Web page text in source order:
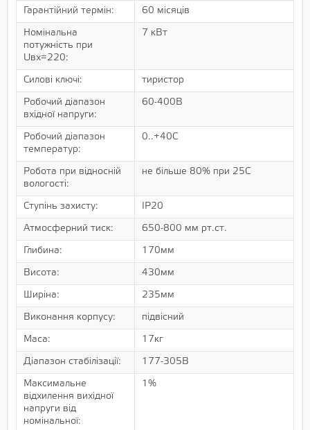
Гарантійний термін: 60 місяців
Номінальна
потужність при
Uвх=220:
7 кВт
Силові ключі: тиристор
Робочий діапазон
вхідної напруги:
60-400В
Робочий діапазон
температур:
0..+40С
Робота при відносній
вологості:
не більше 80% при 25С
Ступінь захисту: IP20
Атмосферний тиск: 650-800 мм рт.ст.
Глибина: 170мм
Висота: 430мм
Ширіна: 235мм
Виконання корпусу: підвісний
Маса: 17кг
Діапазон стабілізації: 177-305В
Максимальне
відхилення вихідної
напруги від
номінальної:
1%